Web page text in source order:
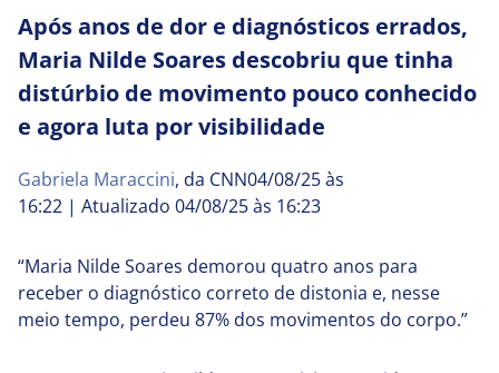
Após anos de dor e diagnósticos errados,
Maria Nilde Soares descobriu que tinha
distúrbio de movimento pouco conhecido
e agora luta por visibilidade
Gabriela Maraccini, da CNN04/08/25 às
16:22 | Atualizado 04/08/25 às 16:23
“Maria Nilde Soares demorou quatro anos para
receber o diagnóstico correto de distonia e, nesse
meio tempo, perdeu 87% dos movimentos do corpo.”